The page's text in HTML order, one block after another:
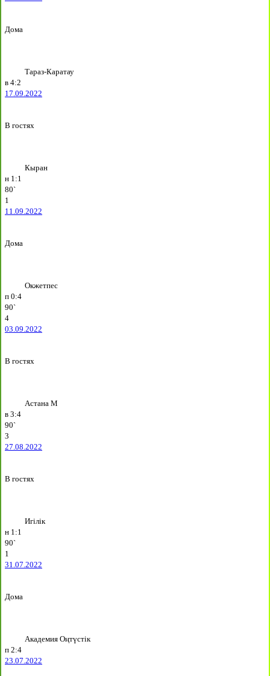
Дома
Тараз-Каратау
в 4:2
17.09.2022
В гостях
Кыран
н 1:1
80`
1
11.09.2022
Дома
Окжетпес
п 0:4
90`
4
03.09.2022
В гостях
Астана М
в 3:4
90`
3
27.08.2022
В гостях
Игілік
н 1:1
90`
1
31.07.2022
Дома
Академия Оңтүстік
п 2:4
23.07.2022